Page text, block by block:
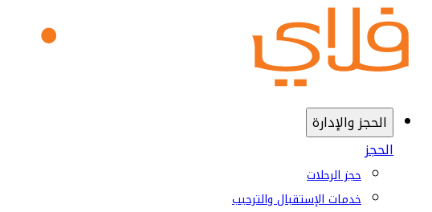
الحجز والإدارة
الحجز
حجز الرحلات
خدمات الإستقبال والترحيب